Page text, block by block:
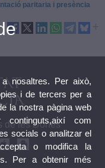
paritaria i presència
de les Dones
nosaltres. Per això,
i de tercers per a
la nostra pàgina web
com
socials o analitzar el
o modifica la
Per a obtenir més